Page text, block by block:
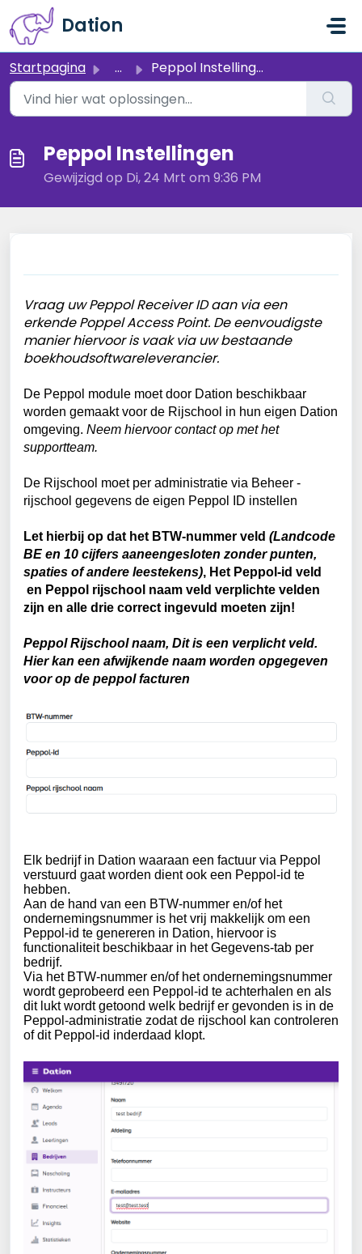
Doorgaan naar hoofdinhoud
Dation
Startpagina ... Peppol Instellingen
Peppol Instellingen
Gewijzigd op Di, 24 Mrt om 9:36 PM
Vraag uw Peppol Receiver ID aan via een
erkende Poppel Access Point. De eenvoudigste
manier hiervoor is vaak via uw bestaande
boekhoudsoftwareleverancier.
De Peppol module moet door Dation beschikbaar
worden gemaakt voor de Rijschool in hun eigen Dation
omgeving. Neem hiervoor contact op met het
supportteam.
De Rijschool moet per administratie via Beheer -
rijschool gegevens de eigen Peppol ID instellen
Let hierbij op dat het BTW-nummer veld (Landcode
BE en 10 cijfers aaneengesloten zonder punten,
spaties of andere leestekens), Het Peppol-id veld
en Peppol rijschool naam veld verplichte velden
zijn en alle drie correct ingevuld moeten zijn!
Peppol Rijschool naam, Dit is een verplicht veld.
Hier kan een afwijkende naam worden opgegeven
voor op de peppol facturen
Elk bedrijf in Dation waaraan een factuur via Peppol
verstuurd gaat worden dient ook een Peppol-id te
hebben.
Aan de hand van een BTW-nummer en/of het
ondernemingsnummer is het vrij makkelijk om een
Peppol-id te genereren in Dation, hiervoor is
functionaliteit beschikbaar in het Gegevens-tab per
bedrijf.
Via het BTW-nummer en/of het ondernemingsnummer
wordt geprobeerd een Peppol-id te achterhalen en als
dit lukt wordt getoond welk bedrijf er gevonden is in de
Peppol-administratie zodat de rijschool kan controleren
of dit Peppol-id inderdaad klopt.